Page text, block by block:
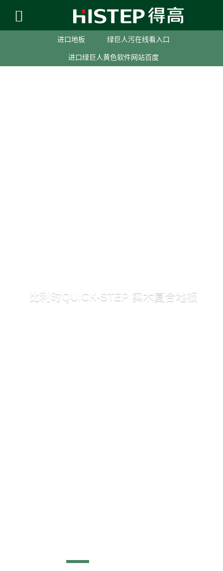
进口地板 绿巨人污在线看入口
进口绿巨人黄色软件网站百度
比利时QUICK-STEP 实木复合地板